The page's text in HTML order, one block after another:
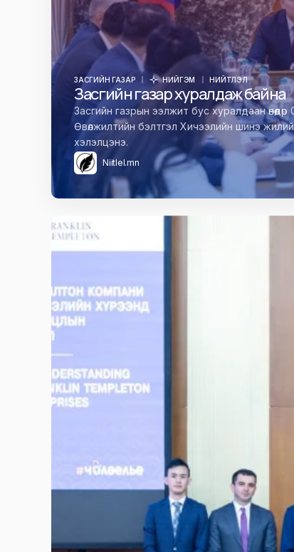
ЗАСГИЙН ГАЗАР НИЙГЭМ НИЙТЛЭЛ
Засгийн газар хуралдаж байна
Засгийн газрын ээлжит бус хуралдаан
Өвөлжилтийн бэлтгэл Хичээлийн шинэ
хэлэлцэнэ.
Niitlel.mn